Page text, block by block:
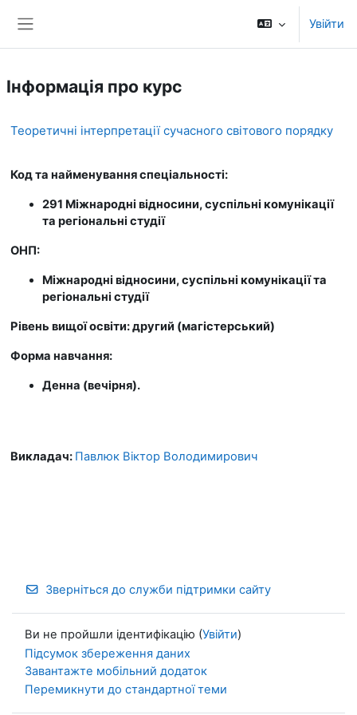
Увійти
Інформація про курс
Теоретичні інтерпретації сучасного світового порядку
Код та найменування спеціальності:
291 Міжнародні відносини, суспільні комунікації
та регіональні студії
ОНП:
Міжнародні відносини, суспільні комунікації та
регіональні студії
Рівень вищої освіти: другий (магістерський)
Форма навчання:
Денна (вечірня).
Викладач: Павлюк Віктор Володимирович
Зверніться до служби підтримки сайту
Ви не пройшли ідентифікацію (Увійти)
Підсумок збереження даних
Завантажте мобільний додаток
Перемикнути до стандартної теми